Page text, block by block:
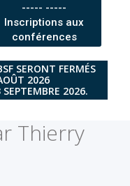
----- -----
Inscriptions aux
conférences
SERONT FERMÉS
2026
SEPTEMBRE 2026.
Thierry